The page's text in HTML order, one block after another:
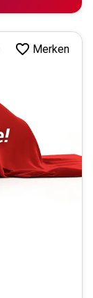
Merken